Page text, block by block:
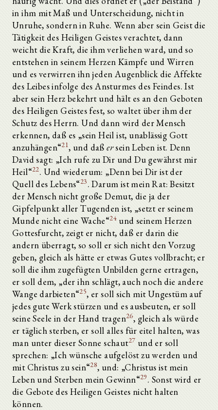
in ihm mit Maß und Unterscheidung, nicht in
Unruhe, sondern in Ruhe. Wenn aber sein Geist die
Tätigkeit des Heiligen Geistes verachtet, dann
weicht die Kraft, die ihm verliehen ward, und so
entstehen in seinem Herzen Kämpfe und Wirren
und es verwirren ihn jeden Augenblick die Affekte
des Leibes infolge des Ansturmes des Feindes. Ist
aber sein Herz bekehrt und hält es an den Geboten
des Heiligen Geistes fest, so waltet über ihm der
Schutz des Herrn. Und dann wird der Mensch
erkennen, daß es „sein Heil ist, unablässig Gott
anzuhängen“21, und daß ersein Leben ist. Denn
David sagt: „Ich rufe zu Dir und Du gewährst mir
Heil“22. Und wiederum: „Denn bei Dir ist der
Quell des Lebens“23. Darum ist mein Rat: Besitzt
der Mensch nicht große Demut, die ja der
Gipfelpunkt aller Tugenden ist, „setzt er seinem
Munde nicht eine Wache“24 und seinem Herzen
Gottesfurcht, zeigt er nicht, daß er darin die
andern überragt, so soll er sich nicht den Vorzug
geben, gleich als hätte er etwas Gutes vollbracht; er
soll die ihm zugefügten Unbilden gerne ertragen,
er soll dem, „der ihn schlägt, auch noch die andere
Wange darbieten“25, er soll sich mit Ungestüm auf
jedes gute Werk stürzen und es ausbeuten, er soll
seine Seele in der Hand tragen26, gleich als würde
er täglich sterben, er soll alles für eitel halten, was
man unter dieser Sonne schaut27 und er soll
sprechen: „Ich wünsche aufgelöst zu werden und
mit Christus zu sein“28, und: „Christus ist mein
Leben und Sterben mein Gewinn“29. Sonst wird er
die Gebote des Heiligen Geistes nicht halten
können.